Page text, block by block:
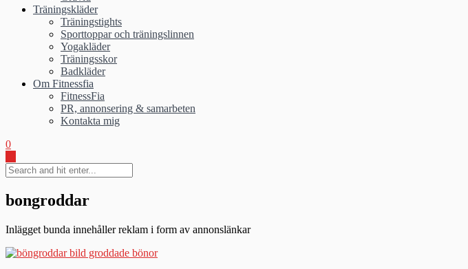
Träningskläder
Träningstights
Sporttoppar och träningslinnen
Yogakläder
Träningsskor
Badkläder
Om Fitnessfia
FitnessFia
PR, annonsering & samarbeten
Kontakta mig
0
bongroddar
Inlägget bunda innehåller reklam i form av annonslänkar